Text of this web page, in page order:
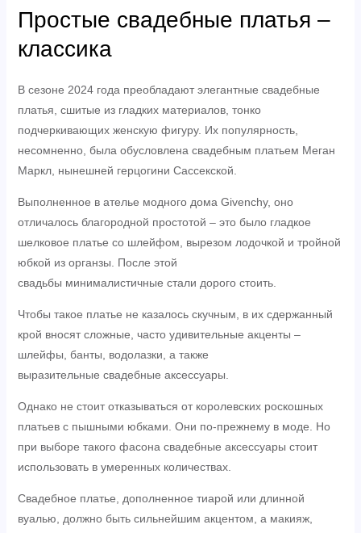
Простые свадебные платья –
классика
В сезоне 2024 года преобладают элегантные свадебные
платья, сшитые из гладких материалов, тонко
подчеркивающих женскую фигуру. Их популярность,
несомненно, была обусловлена свадебным платьем Меган
Маркл, нынешней герцогини Сассекской.
Выполненное в ателье модного дома Givenchy, оно
отличалось благородной простотой – это было гладкое
шелковое платье со шлейфом, вырезом лодочкой и тройной
юбкой из органзы. После этой
свадьбы минималистичные стали дорого стоить.
Чтобы такое платье не казалось скучным, в их сдержанный
крой вносят сложные, часто удивительные акценты –
шлейфы, банты, водолазки, а также
выразительные свадебные аксессуары.
Однако не стоит отказываться от королевских роскошных
платьев с пышными юбками. Они по-прежнему в моде. Но
при выборе такого фасона свадебные аксессуары стоит
использовать в умеренных количествах.
Свадебное платье, дополненное тиарой или длинной
вуалью, должно быть сильнейшим акцентом, а макияж,